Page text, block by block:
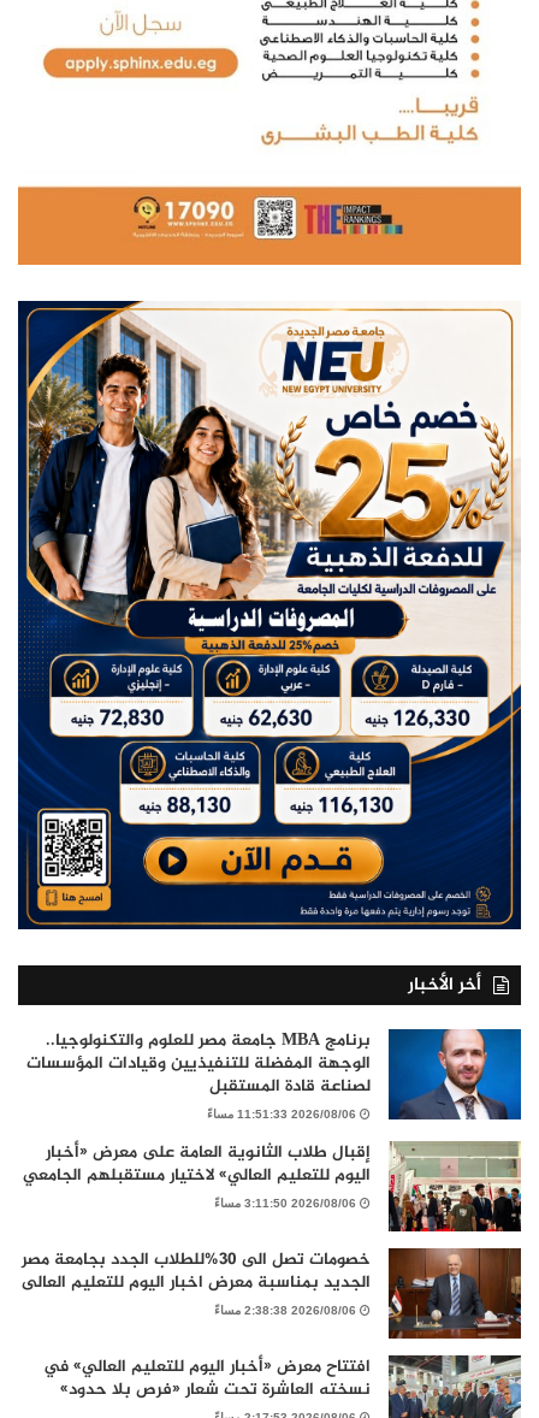
أخر الأخبار
برنامج MBA جامعة مصر للعلوم والتكنولوجيا..
الوجهة المفضلة للتنفيذيين وقيادات المؤسسات
لصناعة قادة المستقبل
2026/08/06 11:51:33 مساءً
إقبال طلاب الثانوية العامة على معرض «أخبار
اليوم للتعليم العالي» لاختيار مستقبلهم الجامعي
2026/08/06 3:11:50 مساءً
خصومات تصل الى 30%للطلاب الجدد بجامعة مصر
الجديد بمناسبة معرض اخبار اليوم للتعليم العالى
2026/08/06 2:38:38 مساءً
افتتاح معرض «أخبار اليوم للتعليم العالي» في
نسخته العاشرة تحت شعار «فرص بلا حدود»